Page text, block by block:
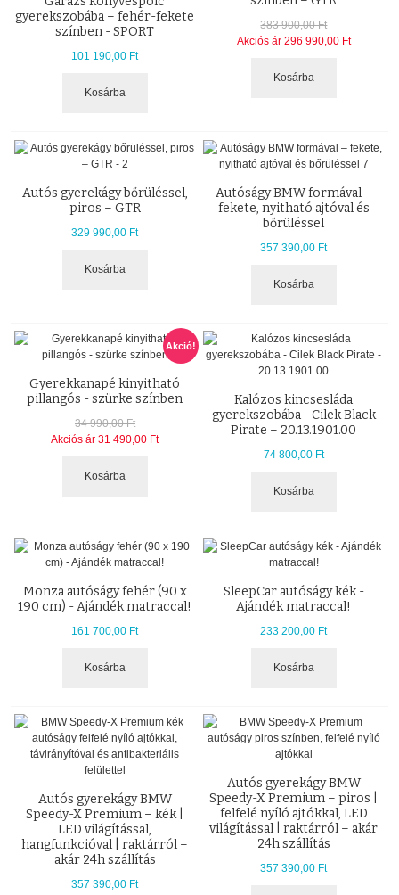
gyerekszobába – fehér-fekete
színben - SPORT
101 190,00 Ft
Kosárba
383 900,00 Ft
Akciós ár 296 990,00 Ft
Kosárba
Autós gyerekágy bőrüléssel,
piros – GTR
329 990,00 Ft
Kosárba
Autóságy BMW formával –
fekete, nyitható ajtóval és
bőrüléssel
357 390,00 Ft
Kosárba
Akció!
Gyerekkanapé kinyitható
pillangós - szürke színben
34 990,00 Ft
Akciós ár 31 490,00 Ft
Kosárba
Kalózos kincsesláda
gyerekszobába - Cilek Black
Pirate – 20.13.1901.00
74 800,00 Ft
Kosárba
Monza autóságy fehér (90 x
190 cm) - Ajándék matraccal!
161 700,00 Ft
Kosárba
SleepCar autóságy kék -
Ajándék matraccal!
233 200,00 Ft
Kosárba
Autós gyerekágy BMW
Speedy-X Premium – kék |
LED világítással,
hangfunkcióval | raktárról –
akár 24h szállítás
357 390,00 Ft
Autós gyerekágy BMW
Speedy-X Premium – piros |
felfelé nyíló ajtókkal, LED
világítással | raktárról – akár
24h szállítás
357 390,00 Ft